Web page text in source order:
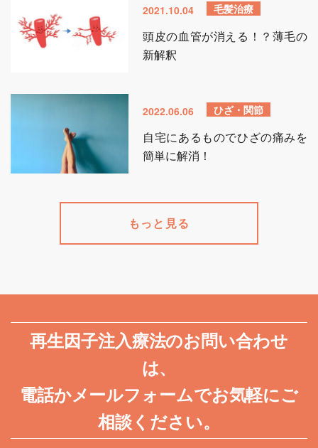
2021.10.04 毛髪治療
頭皮の血管が消える！？薄毛の
新解釈
2022.06.06 ひざ・関節
自宅にあるものでひざの痛みを
簡単に解消！
もっと見る
再生因子注入療法のお問い合わせ
は、
電話かメールフォームでお気軽にご
相談ください。